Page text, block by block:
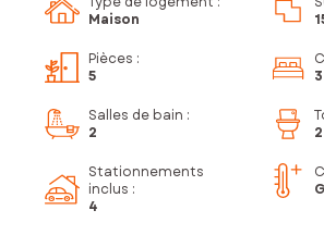
Maison
Pièces :
5
3
Salles de bain :
2
2
Stationnements
inclus :
4